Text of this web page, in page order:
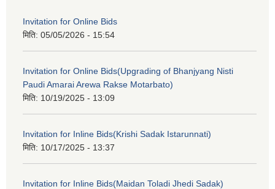
Invitation for Online Bids
मिति: 05/05/2026 - 15:54
Invitation for Online Bids(Upgrading of Bhanjyang Nisti
Paudi Amarai Arewa Rakse Motarbato)
मिति: 10/19/2025 - 13:09
Invitation for Inline Bids(Krishi Sadak Istarunnati)
मिति: 10/17/2025 - 13:37
Invitation for Inline Bids(Maidan Toladi Jhedi Sadak)